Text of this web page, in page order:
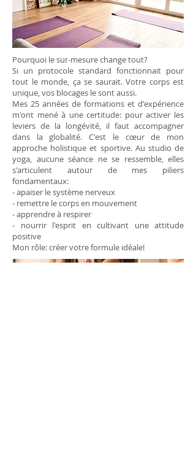
Pourquoi le sur-mesure change tout?
Si un protocole standard fonctionnait pour
tout le monde, ça se saurait. Votre corps est
unique, vos blocages le sont aussi.
Mes 25 années de formations et d'expérience
m'ont mené à une certitude: pour activer les
leviers de la longévité, il faut accompagner
dans la globalité. C'est le cœur de mon
approche holistique et sportive. Au studio de
yoga, aucune séance ne se ressemble, elles
s'articulent autour de mes piliers
fondamentaux:
- apaiser le système nerveux
- remettre le corps en mouvement
- apprendre à respirer
- nourrir l'esprit en cultivant une attitude
positive
Mon rôle: créer votre formule idéale!